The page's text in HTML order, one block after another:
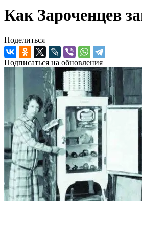
Как Зароченцев
Поделиться
Подписаться на обновления